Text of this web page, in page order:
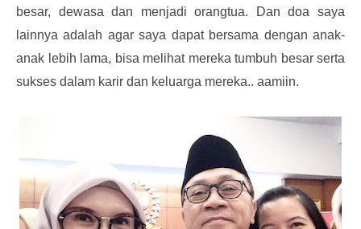
besar, dewasa dan menjadi orangtua. Dan doa saya
lainnya adalah agar saya dapat bersama dengan anak-
anak lebih lama, bisa melihat mereka tumbuh besar serta
sukses dalam karir dan keluarga mereka.. aamiin.